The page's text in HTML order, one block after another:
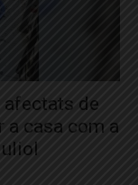
afectats de
a casa com a